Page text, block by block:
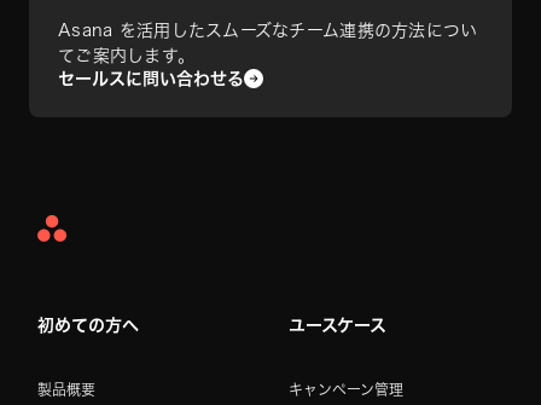
Asana を活用したスムーズなチーム連携の方法につい
てご案内します。
セールスに問い合わせる
Asana
初めての方へ
製品概要
ユースケース
キャンペーン管理